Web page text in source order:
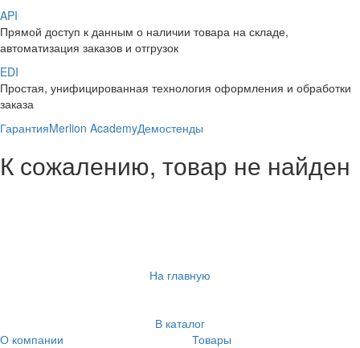
API
Прямой доступ к данным о наличии товара на складе,
автоматизация заказов и отгрузок
EDI
Простая, унифицированная технология оформления и обработки
заказа
ГарантияMerlion AcademyДемостенды
К сожалению, товар не найден
На главную
В каталог
О компании
Товары